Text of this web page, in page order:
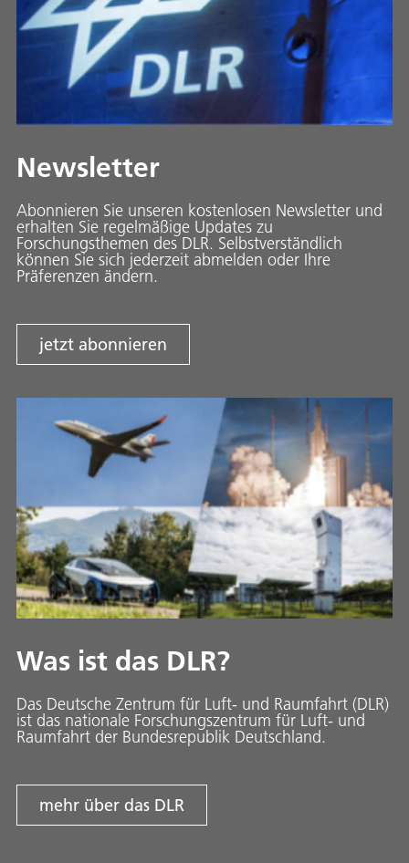
Newsletter
Abonnieren Sie unseren kostenlosen Newsletter und
erhalten Sie regelmäßige Updates zu
Forschungsthemen des DLR. Selbstverständlich
können Sie sich jederzeit abmelden oder Ihre
Präferenzen ändern.
jetzt abonnieren
Was ist das DLR?
Das Deutsche Zentrum für Luft- und Raumfahrt (DLR)
ist das nationale Forschungszentrum für Luft- und
Raumfahrt der Bundesrepublik Deutschland.
mehr über das DLR